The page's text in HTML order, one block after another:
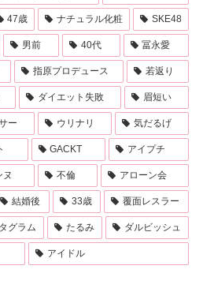
47歳 ナチュラル化粧 SKE48
男前 40代 冨永愛
指原プロデュース 若返り
ダイエット失敗 眉短い
ー ウリナリ 気だるげ
GACKT アイプチ
ヌ 不倫 アローン会
結婚後 33歳 覆面レスラー
グラム たるみ ダルビッシュ
アイドル